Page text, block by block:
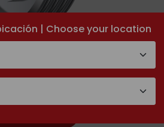
| Choose your location
SMS